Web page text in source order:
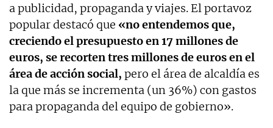
a publicidad, propaganda y viajes. El portavoz
popular destacó que «no entendemos que,
creciendo el presupuesto en 17 millones de
euros, se recorten tres millones de euros en el
área de acción social, pero el área de alcaldía es
la que más se incrementa (un 36%) con gastos
para propaganda del equipo de gobierno».